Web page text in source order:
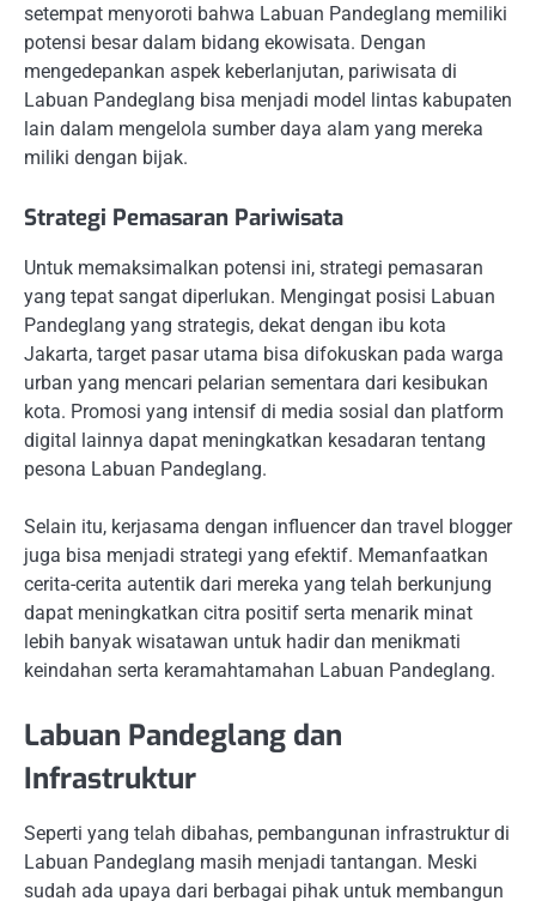
setempat menyoroti bahwa Labuan Pandeglang memiliki
potensi besar dalam bidang ekowisata. Dengan
mengedepankan aspek keberlanjutan, pariwisata di
Labuan Pandeglang bisa menjadi model lintas kabupaten
lain dalam mengelola sumber daya alam yang mereka
miliki dengan bijak.
Strategi Pemasaran Pariwisata
Untuk memaksimalkan potensi ini, strategi pemasaran
yang tepat sangat diperlukan. Mengingat posisi Labuan
Pandeglang yang strategis, dekat dengan ibu kota
Jakarta, target pasar utama bisa difokuskan pada warga
urban yang mencari pelarian sementara dari kesibukan
kota. Promosi yang intensif di media sosial dan platform
digital lainnya dapat meningkatkan kesadaran tentang
pesona Labuan Pandeglang.
Selain itu, kerjasama dengan influencer dan travel blogger
juga bisa menjadi strategi yang efektif. Memanfaatkan
cerita-cerita autentik dari mereka yang telah berkunjung
dapat meningkatkan citra positif serta menarik minat
lebih banyak wisatawan untuk hadir dan menikmati
keindahan serta keramahtamahan Labuan Pandeglang.
Labuan Pandeglang dan
Infrastruktur
Seperti yang telah dibahas, pembangunan infrastruktur di
Labuan Pandeglang masih menjadi tantangan. Meski
sudah ada upaya dari berbagai pihak untuk membangun